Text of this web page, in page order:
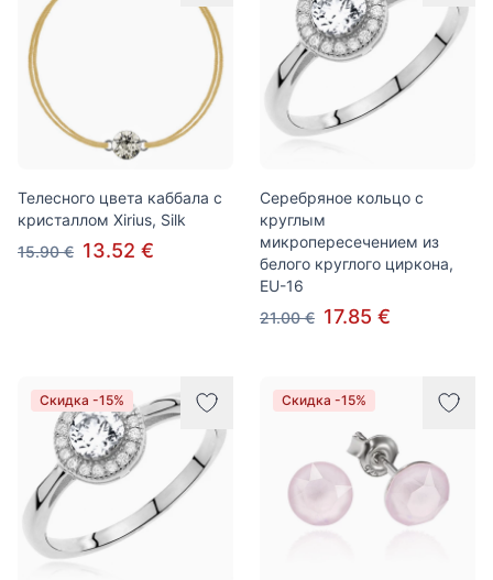
Телесного цвета каббала с
кристаллом Xirius, Silk
15.90 € 13.52 €
Серебряное кольцо с
круглым
микропересечением из
белого круглого циркона,
EU-16
21.00 € 17.85 €
Скидка -15% Скидка -15%